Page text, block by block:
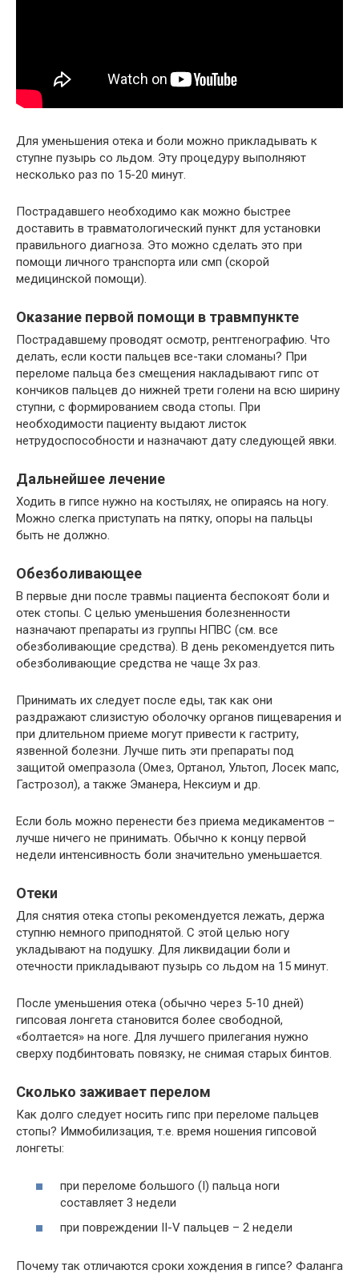
Для уменьшения отека и боли можно прикладывать к
ступне пузырь со льдом. Эту процедуру выполняют
несколько раз по 15-20 минут.
Пострадавшего необходимо как можно быстрее
доставить в травматологический пункт для установки
правильного диагноза. Это можно сделать это при
помощи личного транспорта или смп (скорой
медицинской помощи).
Оказание первой помощи в травмпункте
Пострадавшему проводят осмотр, рентгенографию. Что
делать, если кости пальцев все-таки сломаны? При
переломе пальца без смещения накладывают гипс от
кончиков пальцев до нижней трети голени на всю ширину
ступни, с формированием свода стопы. При
необходимости пациенту выдают листок
нетрудоспособности и назначают дату следующей явки.
Дальнейшее лечение
Ходить в гипсе нужно на костылях, не опираясь на ногу.
Можно слегка приступать на пятку, опоры на пальцы
быть не должно.
Обезболивающее
В первые дни после травмы пациента беспокоят боли и
отек стопы. С целью уменьшения болезненности
назначают препараты из группы НПВС (см. все
обезболивающие средства). В день рекомендуется пить
обезболивающие средства не чаще 3х раз.
Принимать их следует после еды, так как они
раздражают слизистую оболочку органов пищеварения и
при длительном приеме могут привести к гастриту,
язвенной болезни. Лучше пить эти препараты под
защитой омепразола (Омез, Ортанол, Ультоп, Лосек мапс,
Гастрозол), а также Эманера, Нексиум и др.
Если боль можно перенести без приема медикаментов –
лучше ничего не принимать. Обычно к концу первой
недели интенсивность боли значительно уменьшается.
Отеки
Для снятия отека стопы рекомендуется лежать, держа
ступню немного приподнятой. С этой целью ногу
укладывают на подушку. Для ликвидации боли и
отечности прикладывают пузырь со льдом на 15 минут.
После уменьшения отека (обычно через 5-10 дней)
гипсовая лонгета становится более свободной,
«болтается» на ноге. Для лучшего прилегания нужно
сверху подбинтовать повязку, не снимая старых бинтов.
Сколько заживает перелом
Как долго следует носить гипс при переломе пальцев
стопы? Иммобилизация, т.е. время ношения гипсовой
лонгеты:
при переломе большого (I) пальца ноги
составляет 3 недели
при повреждении II-V пальцев – 2 недели
Почему так отличаются сроки хождения в гипсе? Фаланга